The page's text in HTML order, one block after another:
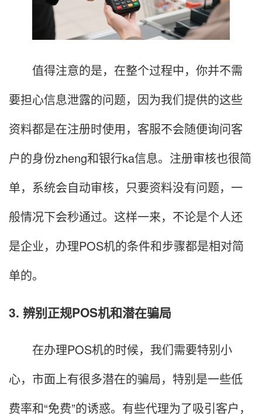
值得注意的是，在整个过程中，你并不需
要担心信息泄露的问题，因为我们提供的这些
资料都是在注册时使用，客服不会随便询问客
户的身份zheng和银行ka信息。注册审核也很简
单，系统会自动审核，只要资料没有问题，一
般情况下会秒通过。这样一来，不论是个人还
是企业，办理POS机的条件和步骤都是相对简
单的。
3. 辨别正规POS机和潜在骗局
在办理POS机的时候，我们需要特别小
心，市面上有很多潜在的骗局，特别是一些低
费率和“免费”的诱惑。有些代理为了吸引客户，